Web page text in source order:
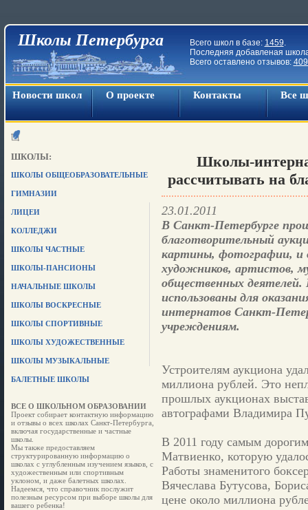
Школы Петербурга Всего школ в базе: 1459.
Последняя добавленая
Всего оставлено отзывов:
Новости школ О проекте Контакты Все
ШКОЛЫ:
ШКОЛЫ ОБЩЕОБРАЗОВАТЕЛЬНЫЕ
ГИМНАЗИИ
ЛИЦЕИ
КОЛЛЕДЖИ
ШКОЛЫ ЧАСТНЫЕ
ШКОЛЫ-ПАНСИОНЫ
НАЧАЛЬНЫЕ ШКОЛЫ
ШКОЛЫ ВОСКРЕСНЫЕ
ШКОЛЫ СПОРТИВНЫЕ
ШКОЛЫ ХУДОЖЕСТВЕННЫЕ
ШКОЛЫ МУЗЫКАЛЬНЫЕ
БАЛЕТНЫЕ ШКОЛЫ
ВСЕ О ШКОЛЬНОМ ОБРАЗОВАНИИ
Проект собирает контактную информацию
и отзывы о всех школах Санкт-Петербурга,
включая государственные и частные
школы.
Мы также предоставляем
структурированную информацию о
школах с углубленным изучением языков, с
художественным или спортивным
уклоном, и даже балетных школах.
Надеемся, что справочник послужит
полезным ресурсом при выборе школы для
вашего ребенка!
Школы-
рассчитывать на
23.01.2011
В Санкт-Петербурге
благотворительный
картины, фотографии, и
художников, артистов,
общественных деятелей.
использованы для
интернатов Санкт-
учреждениям.
Устроителям аукциона
миллиона рублей. Это
прошлых аукционах
автографами Владимира
В 2011 году самым
Матвиенко, которую
Работы знаменитого
Вячеслава Бутусова,
цене около миллиона